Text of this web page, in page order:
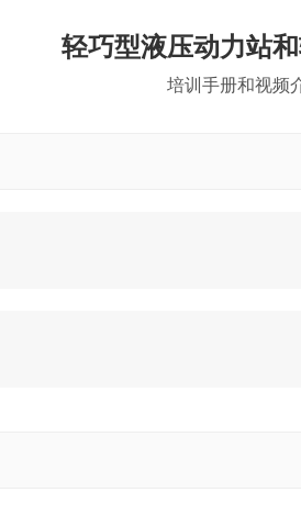
轻巧型液压动力站
培训手册和视频